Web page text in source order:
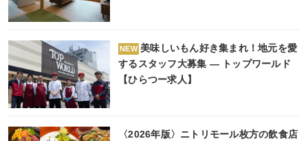
NEW 美味しいもん好き集まれ！地元を愛
するスタッフ大募集 ― トップワールド
【ひらつー求人】
〈2026年版〉ニトリモール枚方の飲食店